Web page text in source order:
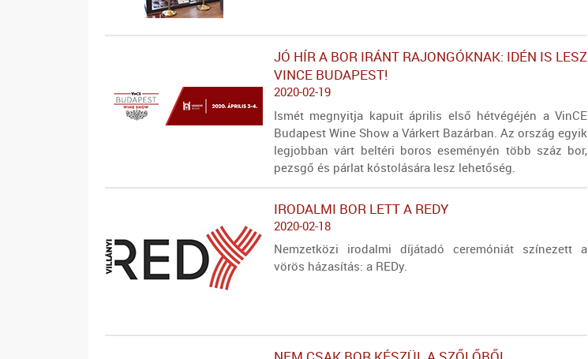
JÓ HÍR A BOR IRÁNT RAJONGÓKNAK: IDÉN IS LESZ
VINCE BUDAPEST!
2020-02-19
Ismét megnyitja kapuit április első hétvégéjén a VinCE
Budapest Wine Show a Várkert Bazárban. Az ország egyik
legjobban várt beltéri boros eseményén több száz bor,
pezsgő és párlat kóstolására lesz lehetőség.
IRODALMI BOR LETT A REDY
2020-02-18
Nemzetközi irodalmi díjátadó ceremóniát színezett a
vörös házasítás: a REDy.